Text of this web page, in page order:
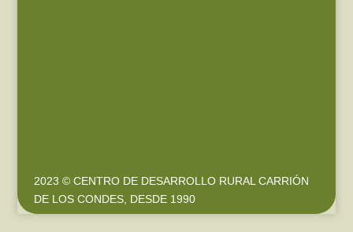
2023 © CENTRO DE DESARROLLO RURAL CARRIÓN
DE LOS CONDES, DESDE 1990